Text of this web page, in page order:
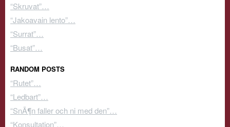
“Skruvat”…
“Jakoavain lento”…
“Surrat”…
“Busat”…
RANDOM POSTS
“Rutet”…
“Ledbart”…
“SnÃ¶n faller och ni med den”…
“Konsultation”…